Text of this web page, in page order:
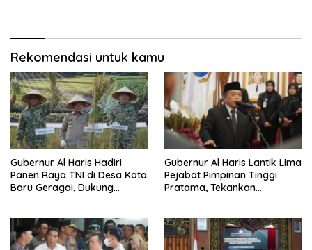
Rekomendasi untuk kamu
Gubernur Al Haris Hadiri
Panen Raya TNI di Desa Kota
Baru Geragai, Dukung
Gubernur Al Haris Lantik Lima
Pejabat Pimpinan Tinggi
Pratama, Tekankan
Integritas